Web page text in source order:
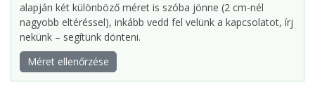
alapján két különböző méret is szóba jönne (2 cm-nél
nagyobb eltéréssel), inkább vedd fel velünk a kapcsolatot, írj
nekünk – segítünk dönteni.
Méret ellenőrzése